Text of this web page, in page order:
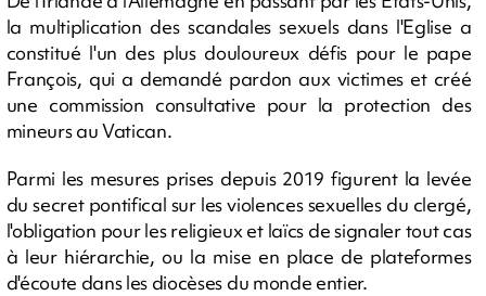
la multiplication des scandales sexuels dans l'Eglise a
constitué l'un des plus douloureux défis pour le pape
François, qui a demandé pardon aux victimes et créé
une commission consultative pour la protection des
mineurs au Vatican.
Parmi les mesures prises depuis 2019 figurent la levée
du secret pontifical sur les violences sexuelles du clergé,
l'obligation pour les religieux et laïcs de signaler tout cas
à leur hiérarchie, ou la mise en place de plateformes
d'écoute dans les diocèses du monde entier.